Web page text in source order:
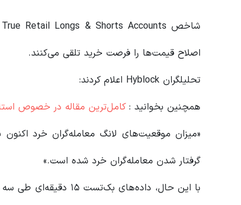
شاخص True Retail Longs & Shorts Accounts متعلق به
اصلاح قیمت‌ها را فرصت خرید تلقی می‌کنند.
تحلیلگران Hyblock اعلام کردند:
همچنین بخوانید : کامل‌ترین مقاله در خصوص
گرفتار شدن معامله‌گران خرد شده است.»
با این حال، داده‌های